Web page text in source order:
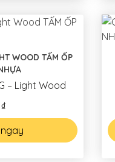
WOOD TẤM ỐP
– Light Wood